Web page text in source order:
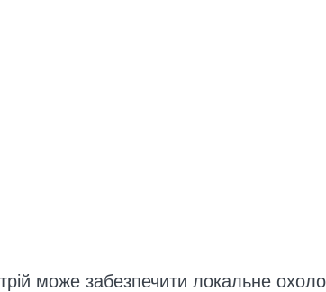
може забезпечити локальне